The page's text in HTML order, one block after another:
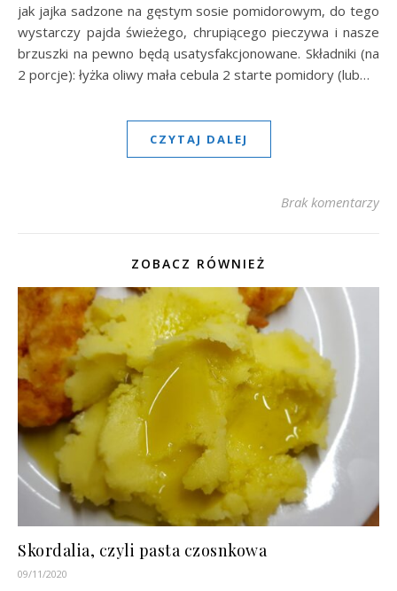
jak jajka sadzone na gęstym sosie pomidorowym, do tego
wystarczy pajda świeżego, chrupiącego pieczywa i nasze
brzuszki na pewno będą usatysfakcjonowane. Składniki (na
2 porcje): łyżka oliwy mała cebula 2 starte pomidory (lub…
CZYTAJ DALEJ
Brak komentarzy
ZOBACZ RÓWNIEŻ
Skordalia, czyli pasta czosnkowa
09/11/2020